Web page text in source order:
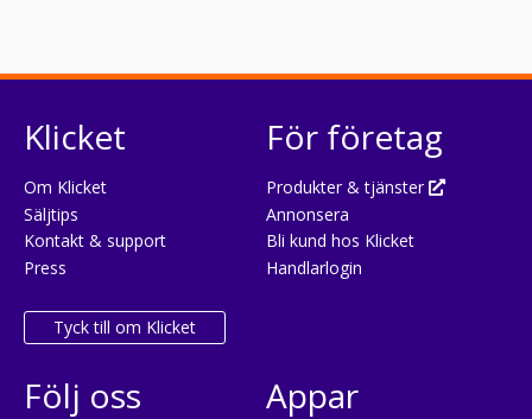
Klicket
Om Klicket
Säljtips
Kontakt & support
Press
Tyck till om Klicket
För företag
Produkter & tjänster
Annonsera
Bli kund hos Klicket
Handlarlogin
Följ oss Appar